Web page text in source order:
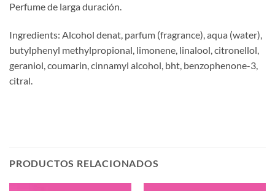
Perfume de larga duración.
Ingredients: Alcohol denat, parfum (fragrance), aqua (water),
butylphenyl methylpropional, limonene, linalool, citronellol,
geraniol, coumarin, cinnamyl alcohol, bht, benzophenone-3,
citral.
PRODUCTOS RELACIONADOS